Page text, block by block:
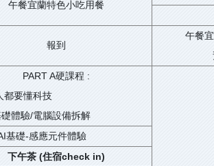
午餐宜蘭特色小吃用餐
報到
午餐
PART A硬課程 :
都要懂科技
體驗/電腦設備拆解
基礎-感應元件體驗
下午茶 (住宿check in)